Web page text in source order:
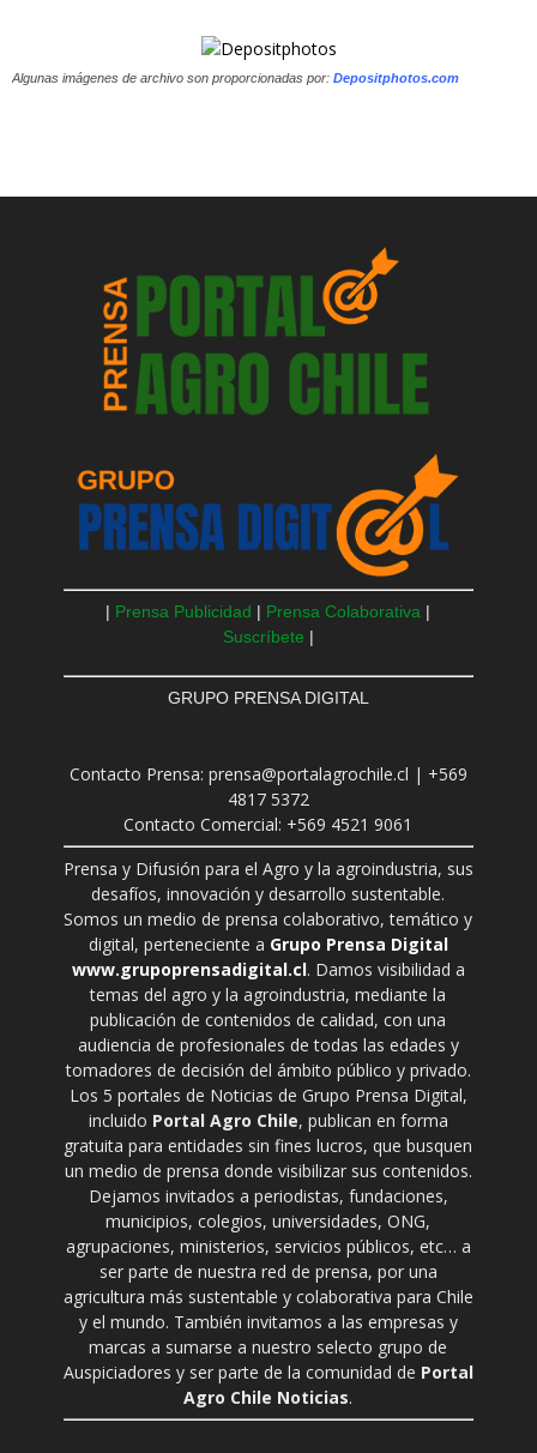
Algunas imágenes de archivo son proporcionadas por: Depositphotos.com
| Prensa Publicidad | Prensa Colaborativa |
Suscríbete |
GRUPO PRENSA DIGITAL
Contacto Prensa: prensa@portalagrochile.cl | +569
4817 5372
Contacto Comercial: +569 4521 9061
Prensa y Difusión para el Agro y la agroindustria, sus
desafíos, innovación y desarrollo sustentable.
Somos un medio de prensa colaborativo, temático y
digital, perteneciente a Grupo Prensa Digital
www.grupoprensadigital.cl. Damos visibilidad a
temas del agro y la agroindustria, mediante la
publicación de contenidos de calidad, con una
audiencia de profesionales de todas las edades y
tomadores de decisión del ámbito público y privado.
Los 5 portales de Noticias de Grupo Prensa Digital,
incluido Portal Agro Chile, publican en forma
gratuita para entidades sin fines lucros, que busquen
un medio de prensa donde visibilizar sus contenidos.
Dejamos invitados a periodistas, fundaciones,
municipios, colegios, universidades, ONG,
agrupaciones, ministerios, servicios públicos, etc… a
ser parte de nuestra red de prensa, por una
agricultura más sustentable y colaborativa para Chile
y el mundo. También invitamos a las empresas y
marcas a sumarse a nuestro selecto grupo de
Auspiciadores y ser parte de la comunidad de Portal
Agro Chile Noticias.